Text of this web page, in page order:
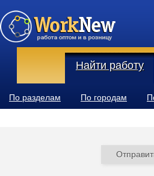
Найти работу
По разделам По городам